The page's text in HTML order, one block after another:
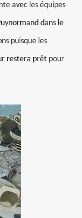
avec les équipes
dans le
puisque les
restera prêt pour